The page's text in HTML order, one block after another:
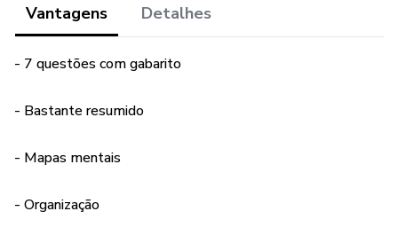
Vantagens Detalhes
- 7 questões com gabarito
- Bastante resumido
- Mapas mentais
- Organização